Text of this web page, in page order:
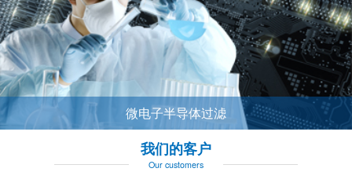
微电子半导体过滤
我们的客户
Our customers